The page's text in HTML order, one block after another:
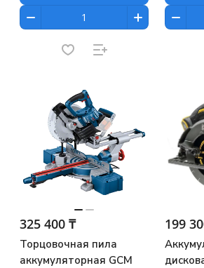
325 400 ₸
Торцовочная пила
аккумуляторная GCM
199